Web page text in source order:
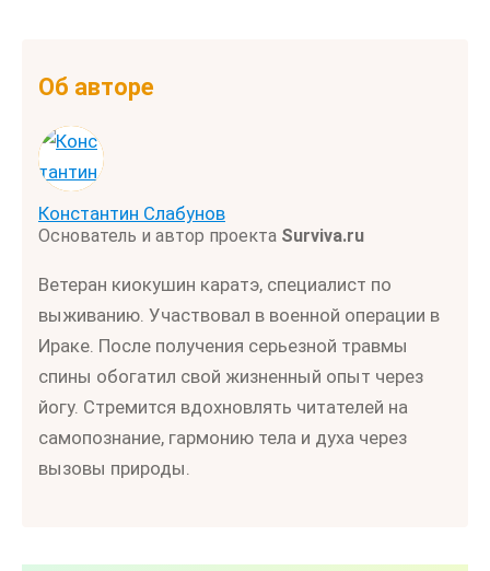
Об авторе
Константин Слабунов
Основатель и автор проекта Surviva.ru
Ветеран киокушин каратэ, специалист по
выживанию. Участвовал в военной операции в
Ираке. После получения серьезной травмы
спины обогатил свой жизненный опыт через
йогу. Стремится вдохновлять читателей на
самопознание, гармонию тела и духа через
вызовы природы.